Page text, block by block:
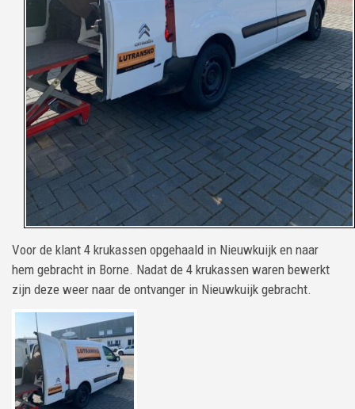
Voor de klant 4 krukassen opgehaald in Nieuwkuijk en naar
hem gebracht in Borne. Nadat de 4 krukassen waren bewerkt
zijn deze weer naar de ontvanger in Nieuwkuijk gebracht.